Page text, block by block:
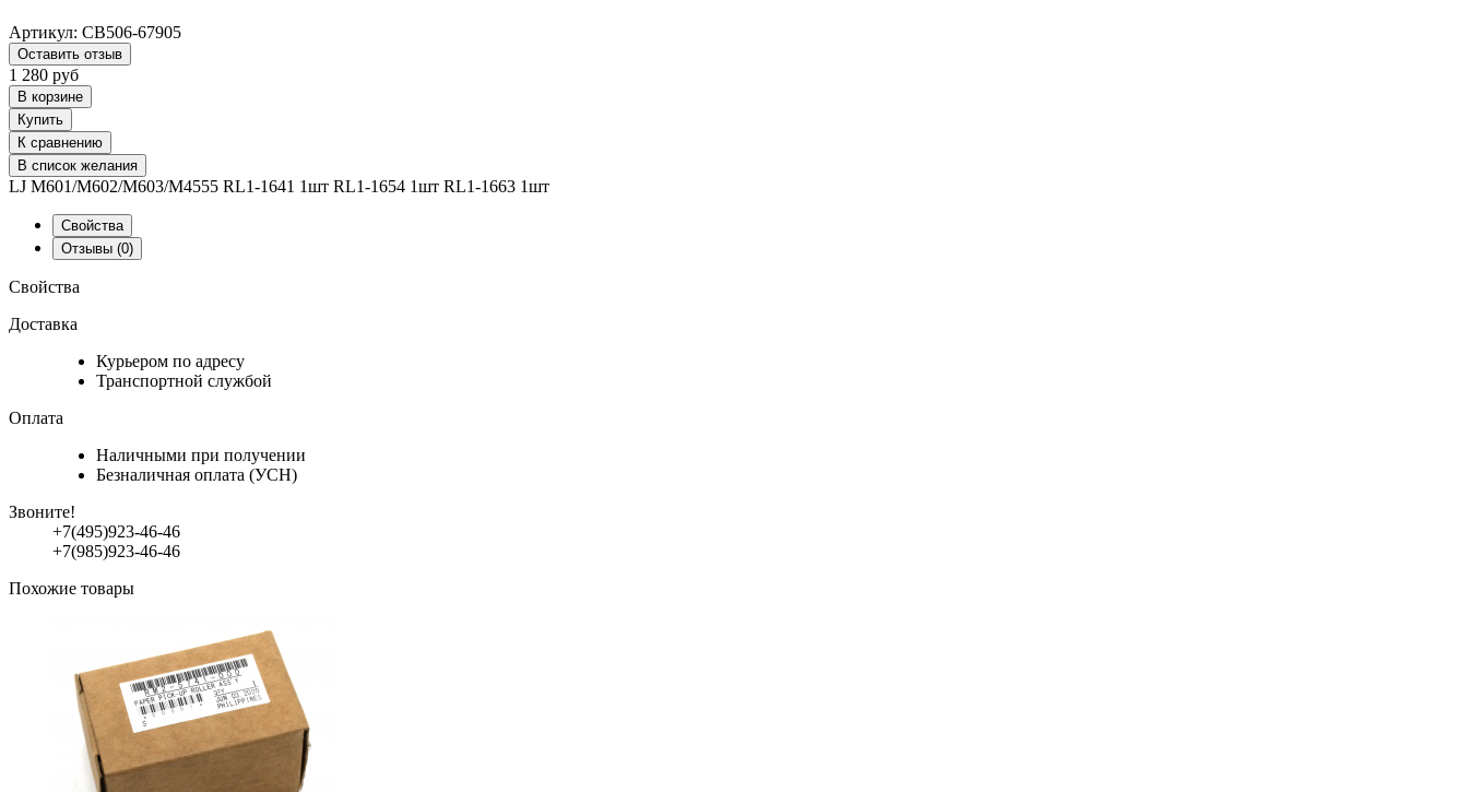
Артикул: CB506-67905
Оставить отзыв
1 280 руб
В корзине
Купить
К сравнению
В список желания
LJ M601/M602/M603/M4555 RL1-1641 1шт RL1-1654 1шт RL1-1663 1шт
Свойства
Отзывы (0)
Свойства
Доставка
Курьером по адресу
Транспортной службой
Оплата
Наличными при получении
Безналичная оплата (УСН)
Звоните!
+7(495)923-46-46
+7(985)923-46-46
Похожие товары